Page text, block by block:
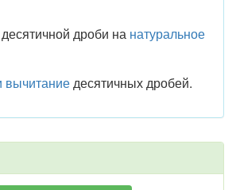
дроби на натуральное
десятичных дробей.